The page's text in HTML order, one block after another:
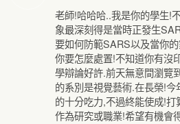
老師!哈哈哈..我是你的學生!
象最深刻得是當時正發生
要如何防範SARS以及當你
你要怎麼處置!不知道你有沒
學辯論好許.前天無意間瀏覽
的系別是視覺藝術.在長榮!
的十分吃力,不過終能使成!
作為研究或職業!希望有機會